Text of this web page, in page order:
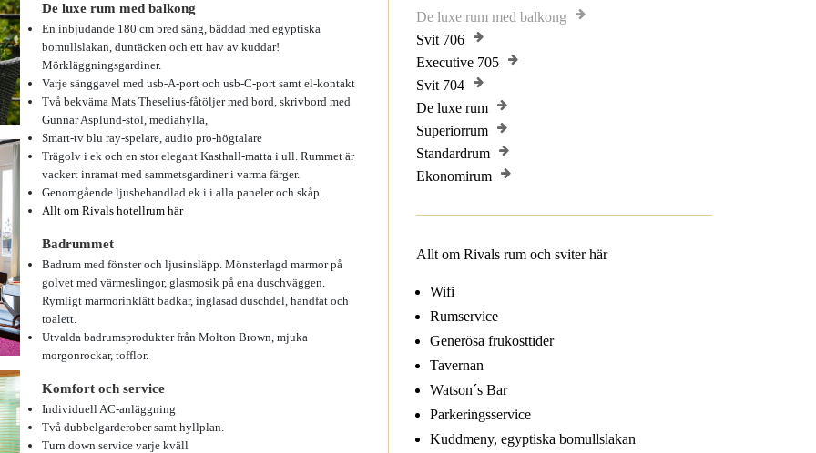
De luxe rum med balkong
En inbjudande 180 cm bred säng, bäddad med egyptiska
bomullslakan, duntäcken och ett hav av kuddar!
Mörkläggningsgardiner.
Varje sänggavel med usb-A-port och usb-C-port samt el-kontakt
Två bekväma Mats Theselius-fåtöljer med bord, skrivbord med
Gunnar Asplund-stol, mediahylla,
Smart-tv blu ray-spelare, audio pro-högtalare
Trägolv i ek och en stor elegant Kasthall-matta i ull. Rummet är
vackert inramat med sammetsgardiner i varma färger.
Genomgående ljusbehandlad ek i i alla paneler och skåp.
Allt om Rivals hotellrum här
Badrummet
Badrum med fönster och ljusinsläpp. Mönsterlagd marmor på
golvet med värmeslingor, glasmosik på ena duschväggen.
Rymligt marmorinklätt badkar, inglasad duschdel, handfat och
toalett.
Utvalda badrumsprodukter från Molton Brown, mjuka
morgonrockar, tofflor.
Komfort och service
Individuell AC-anläggning
Två dubbelgarderober samt hyllplan.
Turn down service varje kväll
De luxe rum med balkong
Svit 706
Executive 705
Svit 704
De luxe rum
Superiorrum
Standardrum
Ekonomirum
Allt om Rivals rum och sviter här
Wifi
Rumservice
Generösa frukosttider
Tavernan
Watson´s Bar
Parkeringsservice
Kuddmeny, egyptiska bomullslakan